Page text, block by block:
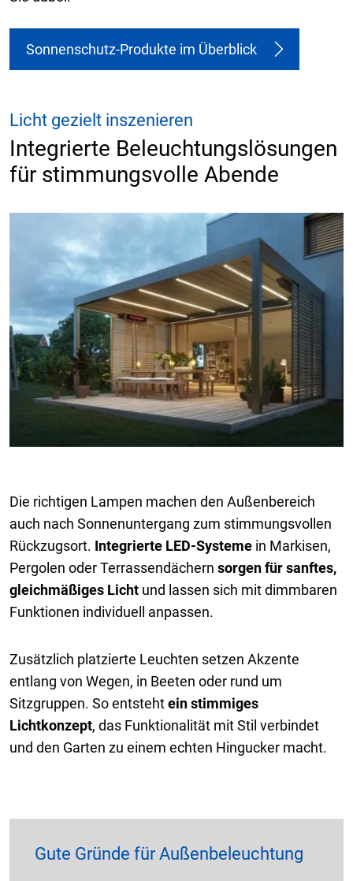
Sonnenschutz-Produkte im Überblick
Licht gezielt inszenieren
Integrierte Beleuchtungslösungen
für stimmungsvolle Abende
Die richtigen Lampen machen den Außenbereich
auch nach Sonnenuntergang zum stimmungsvollen
Rückzugsort. Integrierte LED-Systeme in Markisen,
Pergolen oder Terrassendächern sorgen für sanftes,
gleichmäßiges Licht und lassen sich mit dimmbaren
Funktionen individuell anpassen.
Zusätzlich platzierte Leuchten setzen Akzente
entlang von Wegen, in Beeten oder rund um
Sitzgruppen. So entstehtein stimmiges
Lichtkonzept, das Funktionalität mit Stil verbindet
und den Garten zu einem echten Hingucker macht.
Gute Gründe für Außenbeleuchtung